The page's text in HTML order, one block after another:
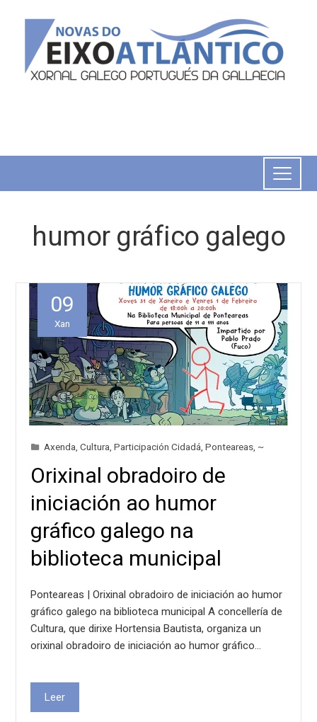
humor gráfico galego
09
Xan
Axenda ,Cultura ,Participación Cidadá ,Ponteareas ~
Orixinal obradoiro de
iniciación ao humor
gráfico galego na
biblioteca municipal
Ponteareas | Orixinal obradoiro de iniciación ao humor
gráfico galego na biblioteca municipal A concellería de
Cultura, que dirixe Hortensia Bautista, organiza un
orixinal obradoiro de iniciación ao humor gráfico…
Leer